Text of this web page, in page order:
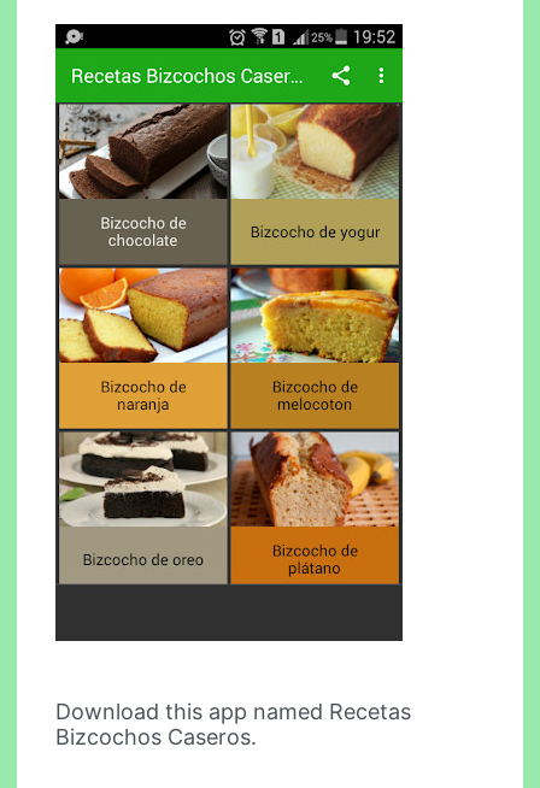
Download this app named Recetas
Bizcochos Caseros.